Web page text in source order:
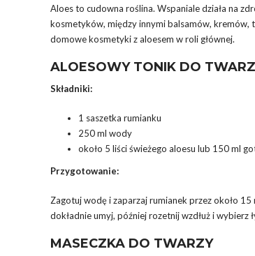
Aloes to cudowna roślina. Wspaniale działa na
kosmetyków, między innymi balsamów, kremów,
domowe kosmetyki z aloesem w roli głównej.
ALOESOWY TONIK DO
Składniki:
1 saszetka rumianku
250 ml wody
około 5 liści świeżego aloesu lub 150 ml
Przygotowanie:
Zagotuj wodę i zaparzaj rumianek przez około
dokładnie umyj, później rozetnij wzdłuż i wybierz
MASECZKA DO TWARZY